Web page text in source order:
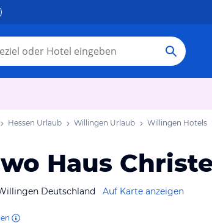
Hessen Urlaub Willingen Urlaub Willingen Hotels
Haus
Deutschland Auf Karte anzeigen